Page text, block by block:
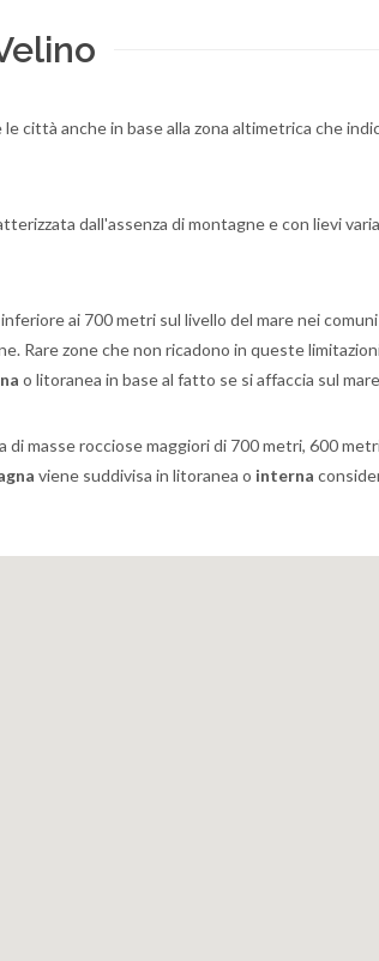
città anche in base alla zona altimetrica che
dall'assenza di montagne e con lievi
ai 700 metri sul livello del mare nei
Rare zone che non ricadono in queste
o litoranea in base al fatto se si affaccia sul
di masse rocciose maggiori di 700 metri, 600
viene suddivisa in litoranea o interna